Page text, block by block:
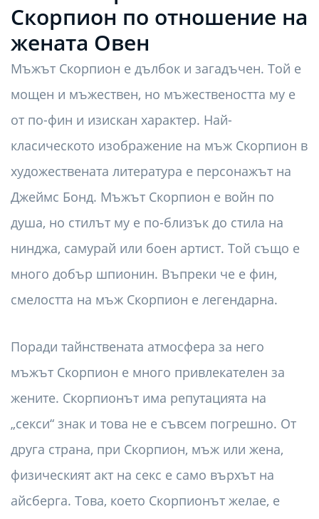
Скорпион по отношение на
жената Овен
Мъжът Скорпион е дълбок и загадъчен. Той е
мощен и мъжествен, но мъжествеността му е
от по-фин и изискан характер. Най-
класическото изображение на мъж Скорпион в
художествената литература е персонажът на
Джеймс Бонд. Мъжът Скорпион е войн по
душа, но стилът му е по-близък до стила на
нинджа, самурай или боен артист. Той също е
много добър шпионин. Въпреки че е фин,
смелостта на мъж Скорпион е легендарна.
Поради тайнствената атмосфера за него
мъжът Скорпион е много привлекателен за
жените. Скорпионът има репутацията на
„секси“ знак и това не е съвсем погрешно. От
друга страна, при Скорпион, мъж или жена,
физическият акт на секс е само върхът на
айсберга. Това, което Скорпионът желае, е